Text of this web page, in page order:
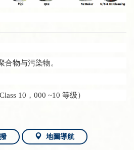
物与污染物。
10，000 ~10 等级）
地圖導航